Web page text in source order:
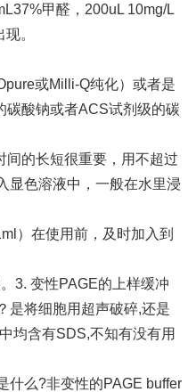
甲醛，200uL 10mg/L
现。
或Milli-Q纯化）或者是
碳酸钠或者ACS试剂级的碳
间的长短很重要，用不超过
显色溶液中，一般在水里浸
）在使用前，及时加入到
3. 变性PAGE的上样缓冲
是将细胞用超声破碎,还是
均含有SDS,不知有没有用
什么?非变性的PAGE buffer